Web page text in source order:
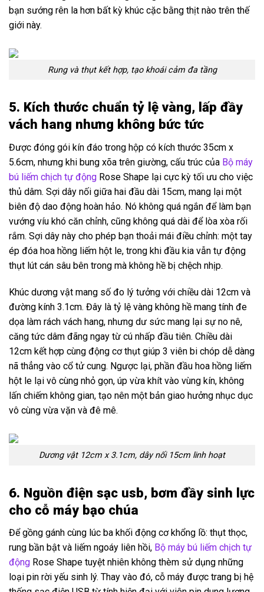
bạn sướng rên la hơn bất kỳ khúc cặc bằng thịt nào trên thế
giới này.
Rung và thụt kết hợp, tạo khoái cảm đa tầng
5. Kích thước chuẩn tỷ lệ vàng, lấp đầy
vách hang nhưng không bức tức
Được đóng gói kín đáo trong hộp có kích thước 35cm x
5.6cm, nhưng khi bung xõa trên giường, cấu trúc của Bộ máy
bú liếm chịch tự động Rose Shape lại cực kỳ tối ưu cho việc
thủ dâm. Sợi dây nối giữa hai đầu dài 15cm, mang lại một
biên độ dao động hoàn hảo. Nó không quá ngắn để làm bạn
vướng víu khó căn chỉnh, cũng không quá dài để lòa xòa rối
rắm. Sợi dây này cho phép bạn thoải mái điều chỉnh: một tay
ép đóa hoa hồng liếm hột le, trong khi đầu kia vẫn tự động
thụt lút cán sâu bên trong mà không hề bị chệch nhịp.
Khúc dương vật mang số đo lý tưởng với chiều dài 12cm và
đường kính 3.1cm. Đây là tỷ lệ vàng không hề mang tính đe
dọa làm rách vách hang, nhưng dư sức mang lại sự no nê,
căng tức dâm đãng ngay từ cú nhấp đầu tiên. Chiều dài
12cm kết hợp cùng động cơ thụt giúp 3 viên bi chóp dễ dàng
nã thẳng vào cổ tử cung. Ngược lại, phần đầu hoa hồng liếm
hột le lại vô cùng nhỏ gọn, úp vừa khít vào vùng kín, không
lấn chiếm không gian, tạo nên một bản giao hưởng nhục dục
vô cùng vừa vặn và đê mê.
Dương vật 12cm x 3.1cm, dây nối 15cm linh hoạt
6. Nguồn điện sạc usb, bơm đầy sinh lực
cho cỗ máy bạo chúa
Để gồng gánh cùng lúc ba khối động cơ khổng lồ: thụt thọc,
rung bần bật và liếm ngoáy liên hồi, Bộ máy bú liếm chịch tự
động Rose Shape tuyệt nhiên không thèm sử dụng những
loại pin rời yếu sinh lý. Thay vào đó, cỗ máy được trang bị hệ